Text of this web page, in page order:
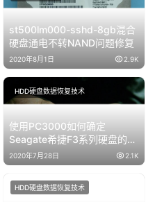
st500lm000-sshd-8gb混合
硬盘通电不转NAND问题修复
2020年8月1日 2.9K
使用PC3000如何确定
Seagate希捷F3系列硬盘的磁
头前置放大器版本
2020年7月28日 2.1K
HDD硬盘数据恢复技术
HDD硬盘数据恢复技术